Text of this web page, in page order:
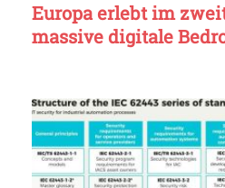
Europa erlebt im
massive digitale